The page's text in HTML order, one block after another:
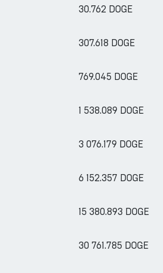
30.762 DOGE
307.618 DOGE
769.045 DOGE
1 538.089 DOGE
3 076.179 DOGE
6 152.357 DOGE
15 380.893 DOGE
30 761.785 DOGE